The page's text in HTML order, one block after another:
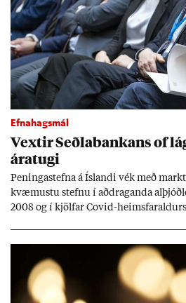
Efnahagsmál
Vext­ir Seðla­bank­ans of
ára­tugi
Pen­inga­stefna á Ís­landi vék með
kvæm­ustu stefnu í að­drag­anda
2008 og í kjöl­far Covid-